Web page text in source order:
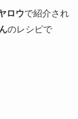
ロウで紹介され
のレシピで